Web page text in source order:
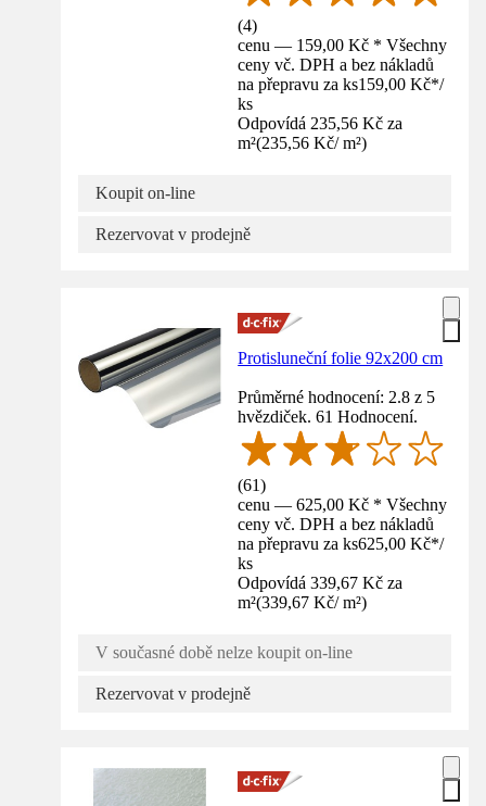
(4)
cenu — 159,00 Kč * Všechny
ceny vč. DPH a bez nákladů
na přepravu za ks159,00 Kč*/
ks
Odpovídá 235,56 Kč za
m²(235,56 Kč/ m²)
Koupit on-line
Rezervovat v prodejně
Protisluneční folie 92x200 cm
Průměrné hodnocení: 2.8 z 5
hvězdiček. 61 Hodnocení.
(61)
cenu — 625,00 Kč * Všechny
ceny vč. DPH a bez nákladů
na přepravu za ks625,00 Kč*/
ks
Odpovídá 339,67 Kč za
m²(339,67 Kč/ m²)
V současné době nelze koupit on-line
Rezervovat v prodejně